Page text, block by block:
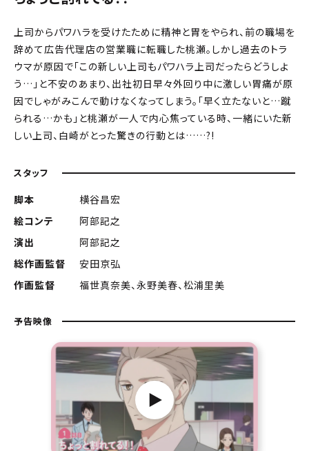
上司からパワハラを受けたために精神と胃をやられ、前の職場を
辞めて広告代理店の営業職に転職した桃瀬。しかし過去のトラ
ウマが原因で「この新しい上司もパワハラ上司だったらどうしよ
う…」と不安のあまり、出社初日早々外回り中に激しい胃痛が原
因でしゃがみこんで動けなくなってしまう。「早く立たないと…蹴
られる…かも」と桃瀬が一人で内心焦っている時、一緒にいた新
しい上司、白崎がとった驚きの行動とは……?!
スタッフ
脚本
横谷昌宏
絵コンテ
阿部記之
演出
阿部記之
総作画監督
安田京弘
作画監督
福世真奈美、永野美春、松浦里美
予告映像